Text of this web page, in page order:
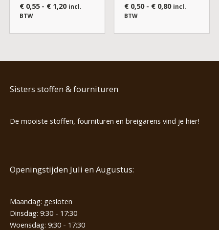
€0,55 - €1,20 incl.
BTW
€0,50 - €0,80 incl.
BTW
Sisters stoffen & fournituren
De mooiste stoffen, fournituren en breigarens vind je hier!
Openingstijden Juli en Augustus:
Maandag: gesloten
Dinsdag: 9:30 - 17:30
Woensdag: 9:30 - 17:30